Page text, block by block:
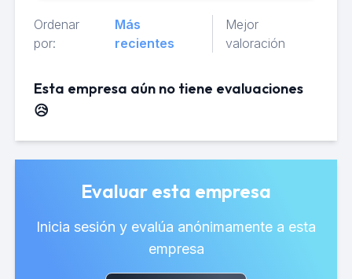
Ordenar
por:
Más
recientes
Mejor
valoración
Esta empresa aún no tiene evaluaciones
😥
Evaluar esta empresa
Inicia sesión y evalúa anónimamente a esta
empresa